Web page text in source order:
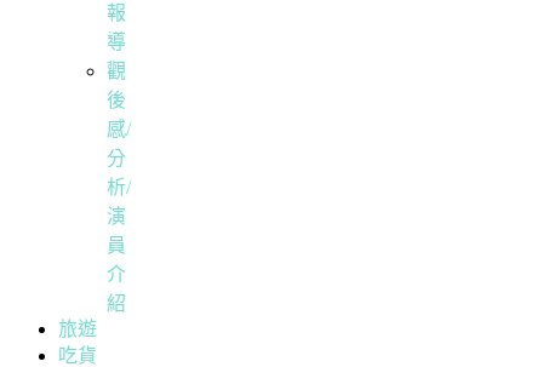
報
導
觀
後
感/
分
析/
演
員
介
紹
旅遊
吃貨